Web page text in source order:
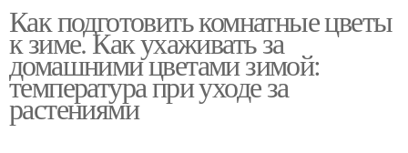
Как подготовить комнатные цветы
к зиме. Как ухаживать за
домашними цветами зимой:
температура при уходе за
растениями